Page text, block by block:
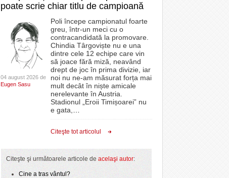
poate scrie chiar titlu de campioană
04 august 2026 de
Eugen Sasu
Poli începe campionatul foarte
greu, într-un meci cu o
contracandidată la promovare.
Chindia Târgoviște nu e una
dintre cele 12 echipe care vin
să joace fără miză, neavând
drept de joc în prima divizie, iar
noi nu ne-am măsurat forța mai
mult decât în niște amicale
nerelevante în Austria.
Stadionul „Eroii Timișoarei” nu
e gata,
Citeşte tot articolul
Citeşte şi următoarele articole de acelaşi autor:
Cine a tras vântul?